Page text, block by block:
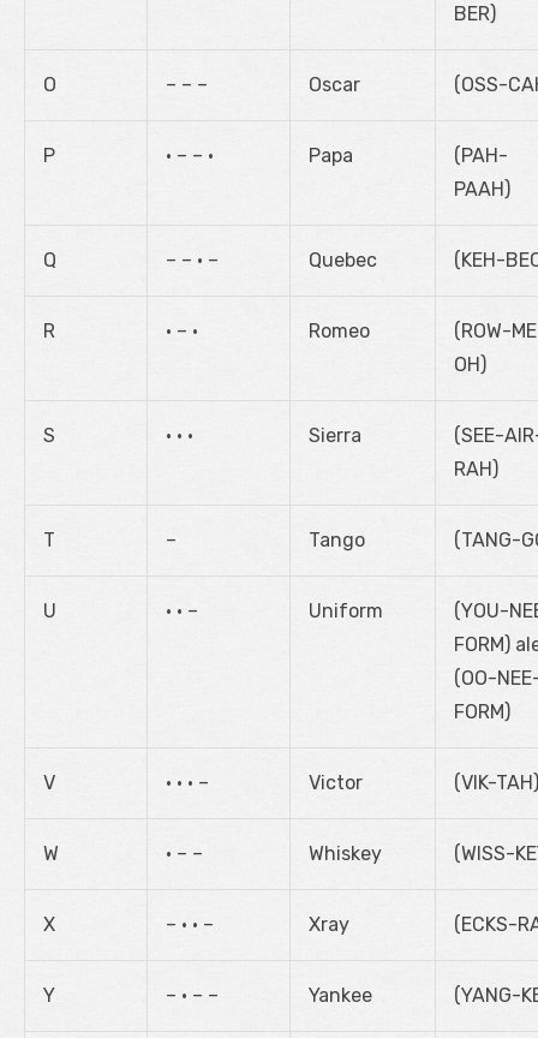
BER)
O – – – Oscar (OSS-
P • – – • Papa
(PAH-
PAAH)
Q – – • – Quebec (KEH-
R • – • Romeo
(ROW-
OH)
S • • • Sierra
(SEE-
RAH)
T – Tango (TANG-
U • • – Uniform
(YOU-
FORM)
(OO-
FORM)
V • • • – Victor (VIK-TAH)
W • – – Whiskey (WISS-
X – • • – Xray (ECKS-
Y – • – – Yankee (YANG-